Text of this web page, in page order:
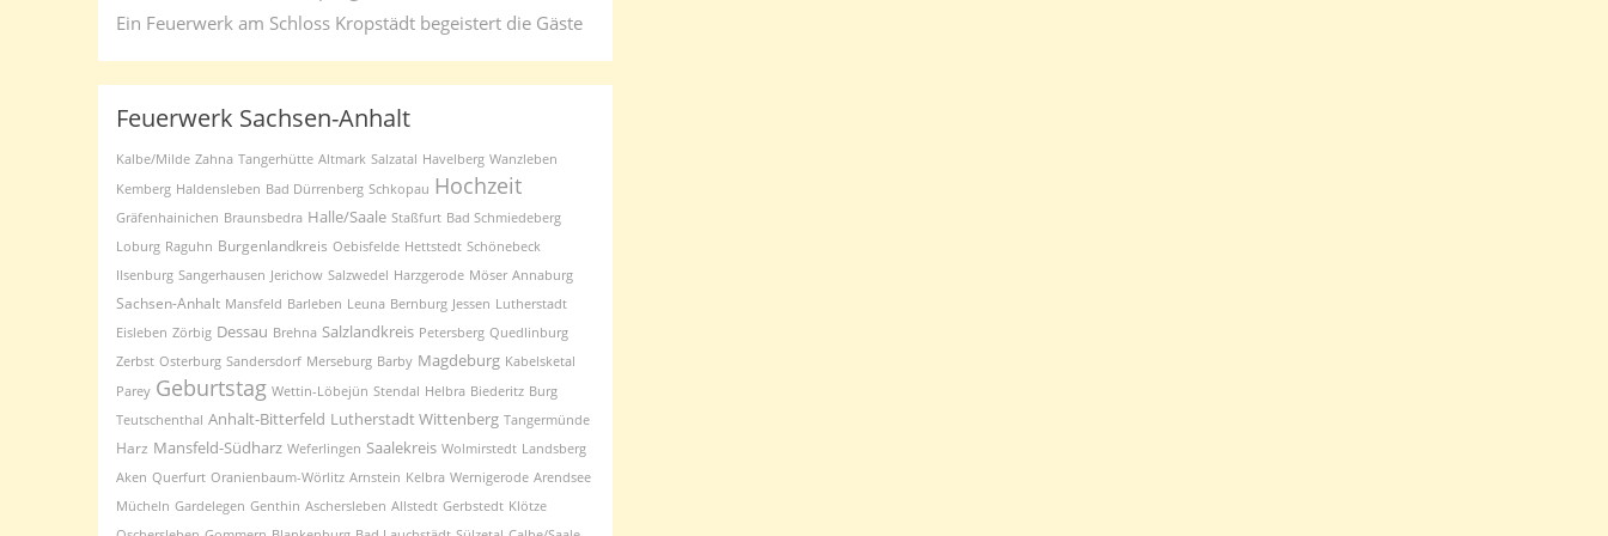
Ein Feuerwerk am Schloss Kropstädt begeistert die Gäste
Feuerwerk Sachsen-Anhalt
Kalbe/Milde Zahna Tangerhütte Altmark Salzatal Havelberg Wanzleben
Kemberg Haldensleben Bad Dürrenberg Schkopau Hochzeit
Gräfenhainichen Braunsbedra Halle/Saale Staßfurt Bad Schmiedeberg
Loburg Raguhn Burgenlandkreis Oebisfelde Hettstedt Schönebeck
Ilsenburg Sangerhausen Jerichow Salzwedel Harzgerode Möser Annaburg
Sachsen-Anhalt Mansfeld Barleben Leuna Bernburg Jessen Lutherstadt
Eisleben Zörbig Dessau Brehna Salzlandkreis Petersberg Quedlinburg
Zerbst Osterburg Sandersdorf Merseburg Barby Magdeburg Kabelsketal
Parey Geburtstag Wettin-Löbejün Stendal Helbra Biederitz Burg
Teutschenthal Anhalt-Bitterfeld Lutherstadt Wittenberg Tangermünde
Harz Mansfeld-Südharz Weferlingen Saalekreis Wolmirstedt Landsberg
Aken Querfurt Oranienbaum-Wörlitz Arnstein Kelbra Wernigerode Arendsee
Mücheln Gardelegen Genthin Aschersleben Allstedt Gerbstedt Klötze